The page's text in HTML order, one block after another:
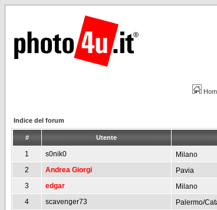
Indice del forum
# Utente
1 s0nik0 Milano
2
Andrea Giorgi Pavia
3
edgar Milano
4
scavenger73 Palermo/